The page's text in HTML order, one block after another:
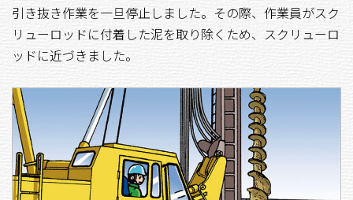
引き抜き作業を一旦停止しました。その際、作業員がスク
リューロッドに付着した泥を取り除くため、スクリューロ
ッドに近づきました。